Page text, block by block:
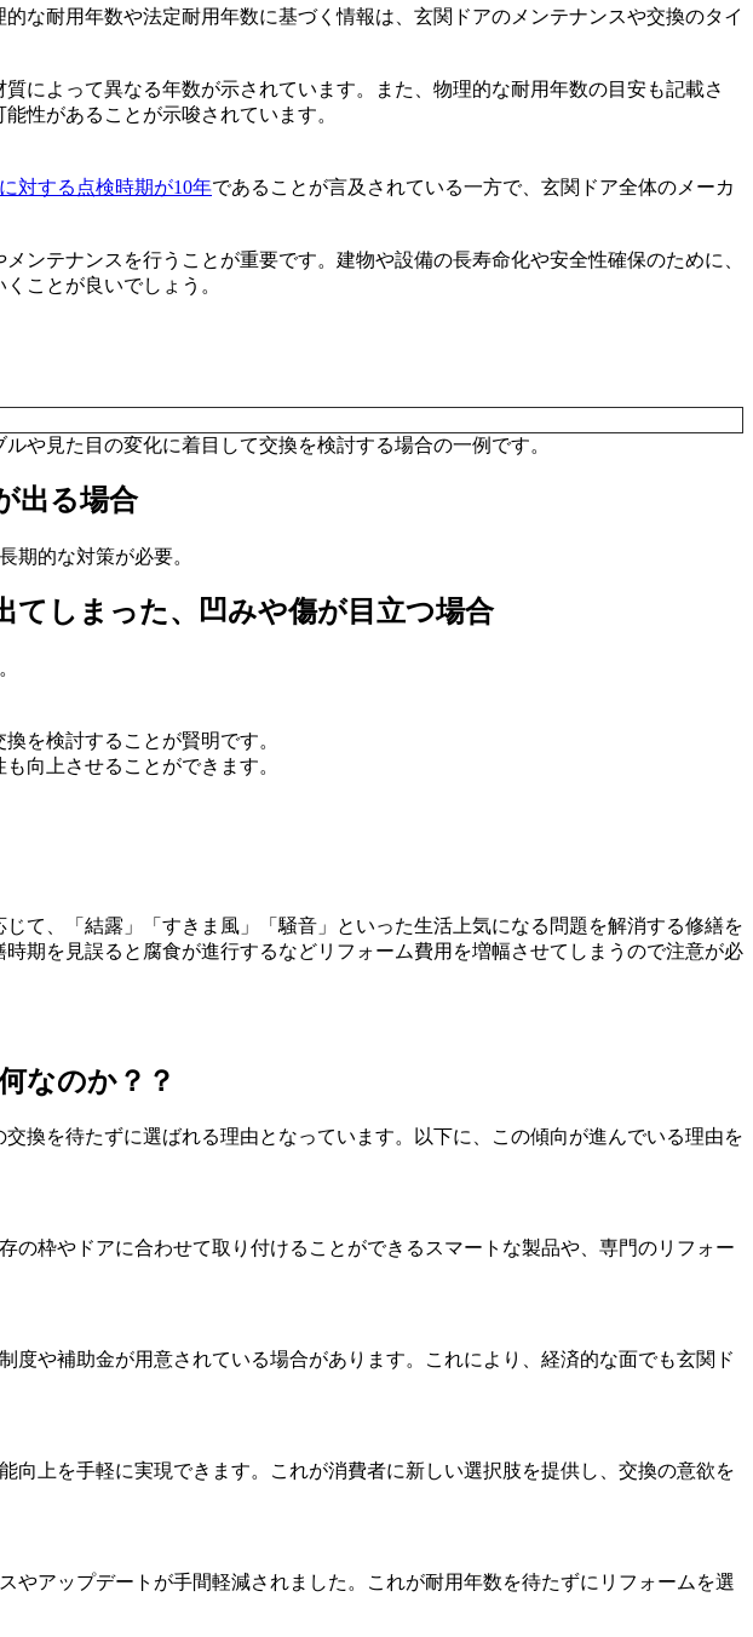
な耐用年数や法定耐用年数に基づく情報は、玄関ドアのメンテナンスや交換のタイ
によって異なる年数が示されています。また、物理的な耐用年数の目安も記載さ
性があることが示唆されています。
対する点検時期が10年であることが言及されている一方で、玄関ドア全体のメーカ
ンテナンスを行うことが重要です。建物や設備の長寿命化や安全性確保のために、
ことが良いでしょう。
や見た目の変化に着目して交換を検討する場合の一例です。
出る場合
期的な対策が必要。
てしまった、凹みや傷が目立つ場合
を検討することが賢明です。
向上させることができます。
て、「結露」「すきま風」「騒音」といった生活上気になる問題を解消する修繕を
期を見誤ると腐食が進行するなどリフォーム費用を増幅させてしまうので注意が必
なのか？？
換を待たずに選ばれる理由となっています。以下に、この傾向が進んでいる理由を
枠やドアに合わせて取り付けることができるスマートな製品や、専門のリフォー
や補助金が用意されている場合があります。これにより、経済的な面でも玄関ド
上を手軽に実現できます。これが消費者に新しい選択肢を提供し、交換の意欲を
アップデートが手間軽減されました。これが耐用年数を待たずにリフォームを選